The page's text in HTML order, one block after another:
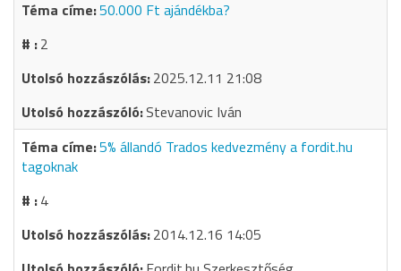
50.000 Ft ajándékba?
2
2025.12.11 21:08
Stevanovic Iván
5% állandó Trados kedvezmény a fordit.hu
tagoknak
4
2014.12.16 14:05